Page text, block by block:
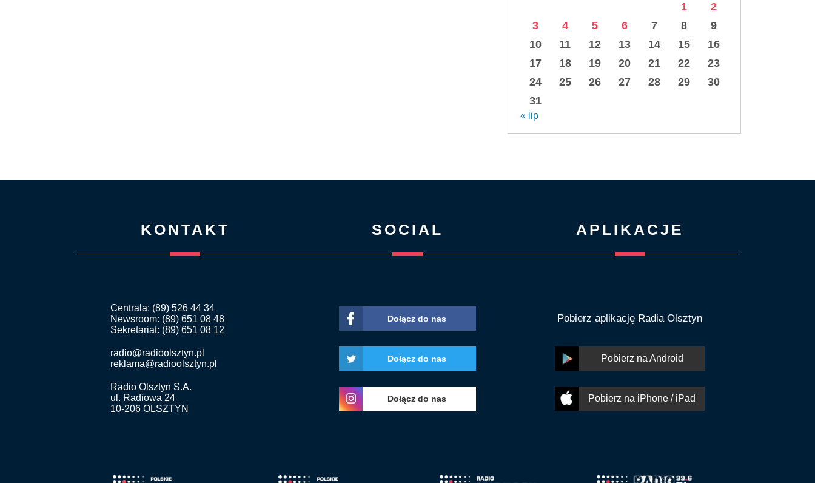
1
2
3
4 5 6 7 8
9
10
11 12 13 14 15
16
17
18 19 20 21 22
23
24
25 26 27 28 29
30
31
« lip
KONTAKT
Centrala: (89) 526 44 34
Newsroom: (89) 651 08 48
Sekretariat: (89) 651 08 12
radio@radioolsztyn.pl
reklama@radioolsztyn.pl
Radio Olsztyn S.A.
ul. Radiowa 24
10-206 OLSZTYN
SOCIAL
Dołącz do nas
Dołącz do nas
Dołącz do nas
APLIKACJE
Pobierz aplikację Radia Olsztyn
Pobierz na Android
Pobierz na iPhone / iPad